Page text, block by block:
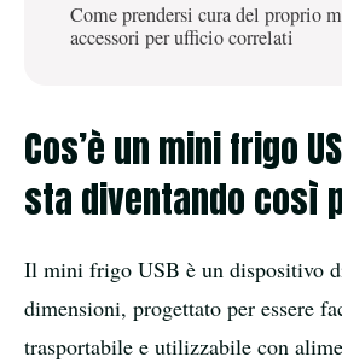
Come prendersi cura del proprio
accessori per ufficio correlati
Cos’è un mini frigo
sta diventando così
Il mini frigo USB è un dispositivo
dimensioni, progettato per essere
trasportabile e utilizzabile con